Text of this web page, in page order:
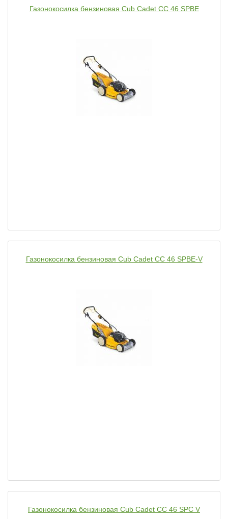
Газонокосилка бензиновая Cub Cadet CC 46 SPBE
Газонокосилка бензиновая Cub Cadet CC 46 SPBE-V
Газонокосилка бензиновая Cub Cadet CC 46 SPC V